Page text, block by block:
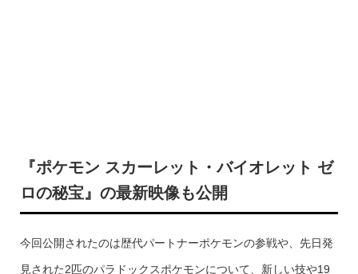
『ポケモン スカーレット・バイオレット ゼ
ロの秘宝』の最新映像も公開
今回公開されたのは歴代パートナーポケモンの参戦や、先日発
見された2匹のパラドックスポケモンについて、新しい技や19